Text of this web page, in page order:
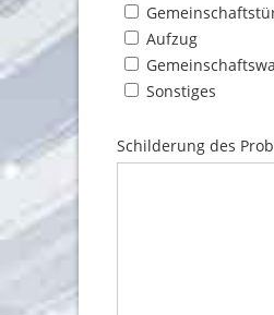
Aufzug
Sonstiges
Schilderung des